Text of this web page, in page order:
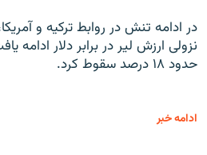
در ادامه تنش در روابط ترکیه و
نزولی ارزش لیر در برابر دلار ادامه
حدود ۱۸ درصد سقوط کرد.
ادامه خبر